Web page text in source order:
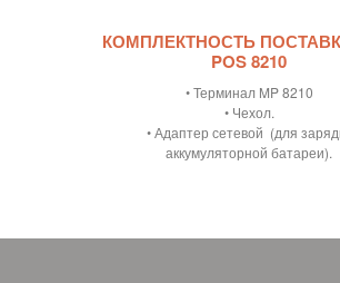
КОМПЛЕКТНОСТЬ
POS 8210
• Терминал MP 8210
• Чехол.
•Адаптер сетевой (для
аккумуляторной батареи).